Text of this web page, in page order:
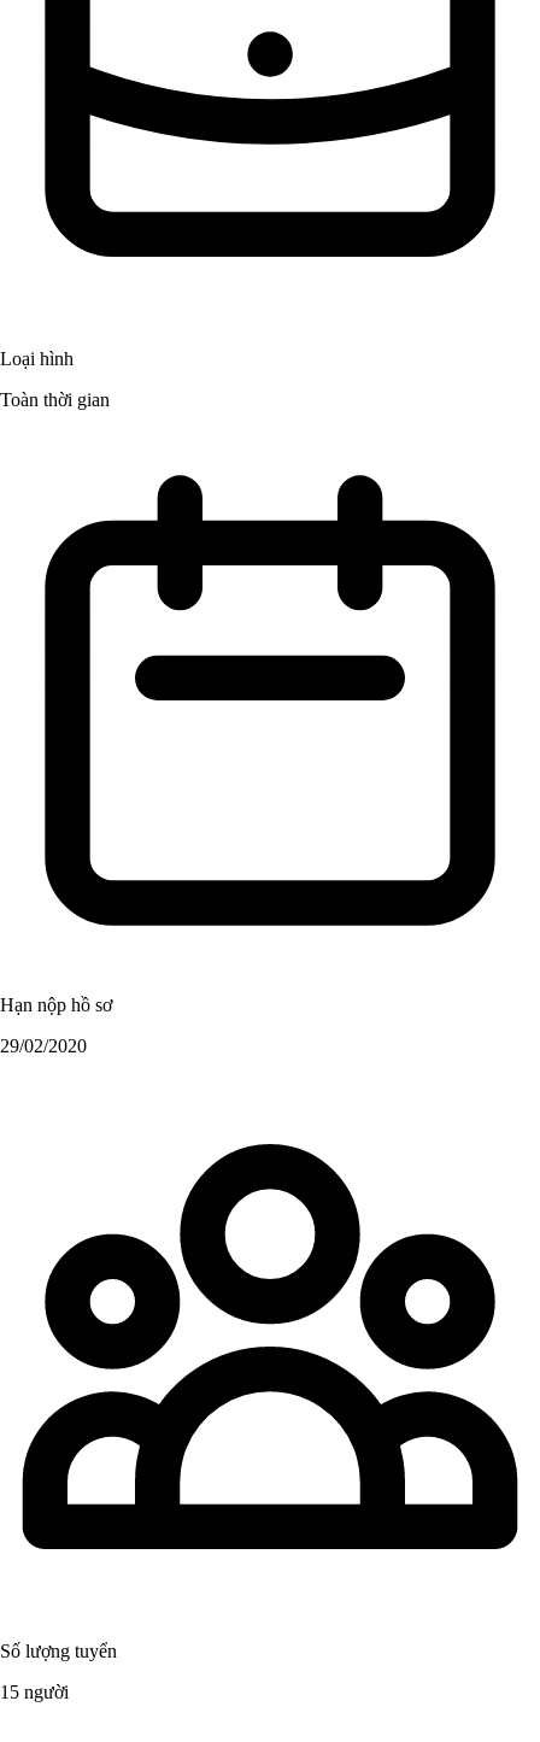
Loại hình
Toàn thời gian
Hạn nộp hồ sơ
29/02/2020
Số lượng tuyển
15 người